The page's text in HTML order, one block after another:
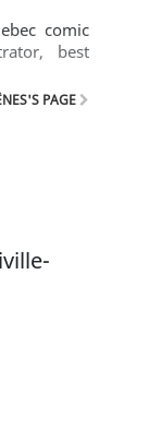
comic
best
PAGE